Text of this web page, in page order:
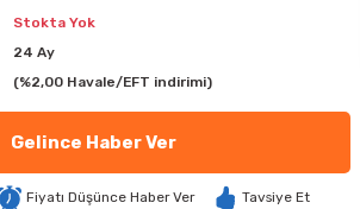
Stokta Yok
24 Ay
(%2,00 Havale/EFT indirimi)
Gelince Haber Ver
Fiyatı Düşünce Haber Ver Tavsiye Et